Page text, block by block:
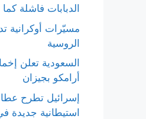
الدبابات فاشلة
الروسية
السعودية تعلن
أرامكو بجيزان
استيطانية جديدة